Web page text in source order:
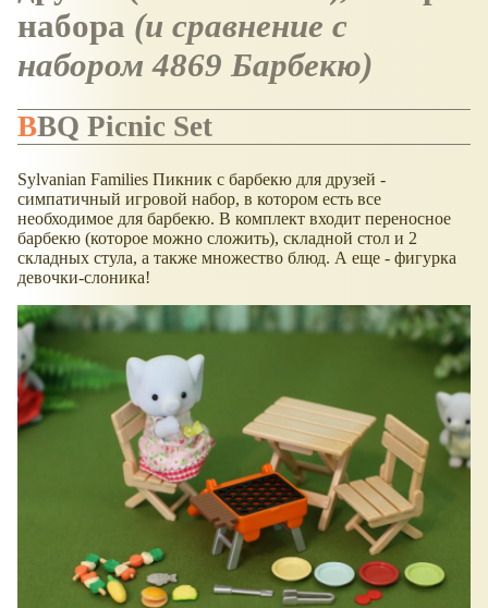
набора (и сравнение с
набором 4869 Барбекю)
BBQ Picnic Set
Sylvanian Families Пикник с барбекю для друзей -
симпатичный игровой набор, в котором есть все
необходимое для барбекю. В комплект входит переносное
барбекю (которое можно сложить), складной стол и 2
складных стула, а также множество блюд. А еще - фигурка
девочки-слоника!